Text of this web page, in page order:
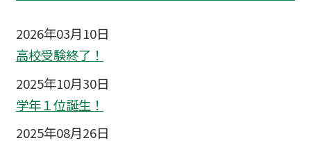
2026年03月10日
高校受験終了！
2025年10月30日
学年１位誕生！
2025年08月26日